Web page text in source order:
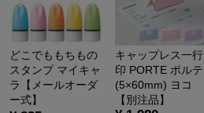
どこでももちもの
スタンプ マイキャ
ラ【メールオーダ
ー式】
キャップレス一行
印 PORTE ポルテ
(5×60mm) ヨコ
【別注品】